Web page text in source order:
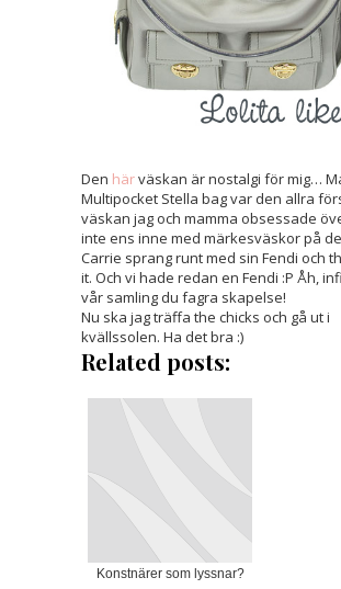
Den härväskan är nostalgi för mig…
Multipocket Stella bag var den allra
väskan jag och mamma obsessade
inte ens inne med märkesväskor på
Carrie sprang runt med sin Fendi och
it. Och vi hade redan en Fendi :P Åh,
vår samling du fagra skapelse!
Nu ska jag träffa the chicks och gå ut i
kvällssolen. Ha det bra :)
Related posts:
Konstnärer som lyssnar?